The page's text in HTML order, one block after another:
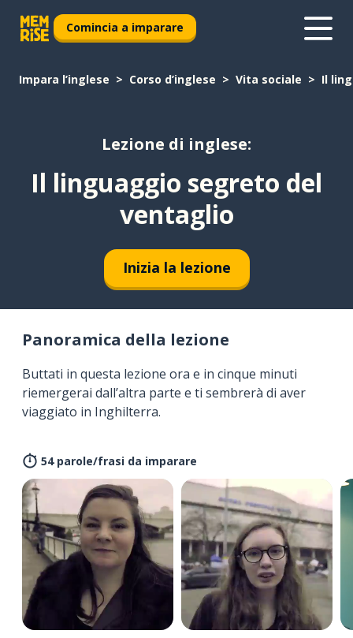
Comincia a imparare
Impara l’inglese Corso d’inglese Vita sociale Il
Lezione di inglese:
Il linguaggio segreto del
ventaglio
Inizia la lezione
Panoramica della lezione
Buttati in questa lezione ora e in cinque minuti
riemergerai dall’altra parte e ti sembrerà di aver
viaggiato in Inghilterra.
54 parole/frasi da imparare